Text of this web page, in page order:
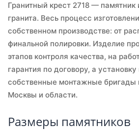
Гранитный крест 2718 — памятник
гранита. Весь процесс
собственном производстве: от
финальной полировки. Изделие
этапов контроля качества, на
гарантия по договору, а
собственные монтажные бригады
Москвы и области.
Размеры памятников